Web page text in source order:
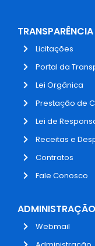
TRANSPARÊNCIA
Licitações
Portal da
Lei Orgânica
Prestação de
Lei de
Receitas e
Contratos
Fale Conosco
ADMINISTRAÇÃO
Webmail